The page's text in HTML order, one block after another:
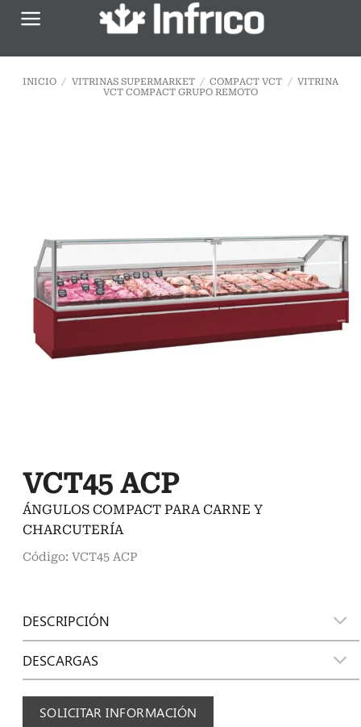
Saltar
INICIO / VITRINAS SUPERMARKET / COMPACT VCT / VITRINA
VCT COMPACT GRUPO REMOTO
VCT45 ACP
ÁNGULOS COMPACT PARA CARNE Y
CHARCUTERÍA
Código: VCT45 ACP
DESCRIPCIÓN
DESCARGAS
SOLICITAR INFORMACIÓN